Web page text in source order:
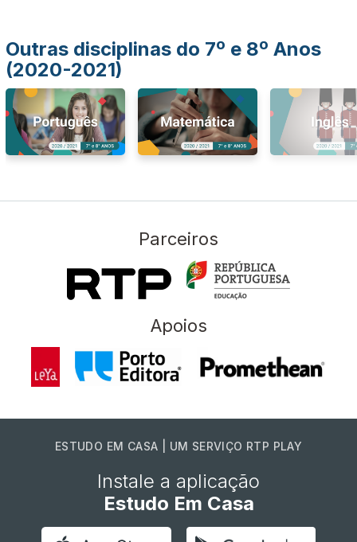
Outras disciplinas do 7º e 8º Anos
(2020-2021)
Parceiros
Apoios
ESTUDO EM CASA | UM SERVIÇO RTP PLAY
Instale a aplicação
Estudo Em Casa